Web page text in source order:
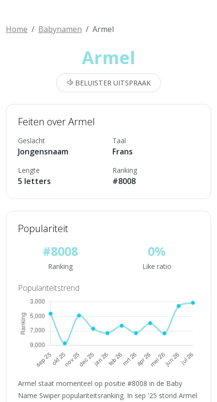
Home Babynamen Armel
Armel
BELUISTER UITSPRAAK
Feiten over Armel
Geslacht
Jongensnaam
Taal
Frans
Lengte
5 letters
Ranking
#8008
Populariteit
#8008
Ranking
0%
Like ratio
Populariteitstrend
Armel staat momenteel op positie #8008 in de Baby
Name Swiper populariteitsranking. In sep '25 stond Armel